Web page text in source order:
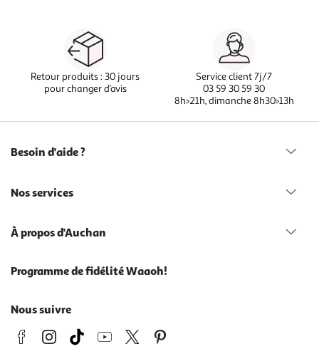
Retour produits : 30 jours
pour changer d’avis
Service client 7j/7
03 59 30 59 30
8h>21h, dimanche 8h30>13h
Besoin d'aide ?
Nos services
À propos d'Auchan
Programme de fidélité Waaoh!
Nous suivre